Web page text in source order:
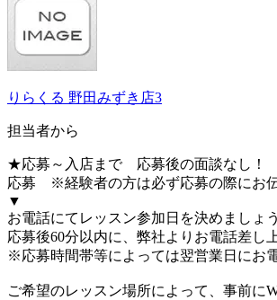
りらくる 野田みずき店3
担当者から
★応募～入店まで 応募後の面談なし！
応募 ※経験者の方は必ず応募の際にお
▼
お電話にてレッスン参加日を決めましょう
応募後60分以内に、弊社よりお電話差し
※応募時間帯等によっては翌営業日にお
ご希望のレッスン場所によって、事前に